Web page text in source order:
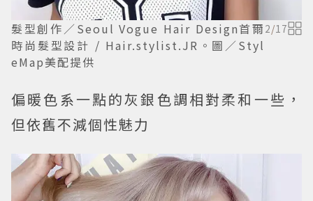
髮型創作／Seoul Vogue Hair Design首爾
時尚髮型設計 / Hair.stylist.JR。圖／Styl
eMap美配提供
2/17
偏暖色系一點的灰銀色調相對柔和一些，
但依舊不減個性魅力